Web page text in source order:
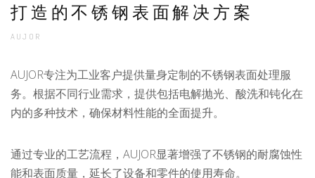
打造的不锈钢表面解决方案
AUJOR
AUJOR专注为工业客户提供量身定制的不锈钢表面处理服
务。根据不同行业需求，提供包括电解抛光、酸洗和钝化在
内的多种技术，确保材料性能的全面提升。
通过专业的工艺流程，AUJOR显著增强了不锈钢的耐腐蚀性
能和表面质量，延长了设备和零件的使用寿命。